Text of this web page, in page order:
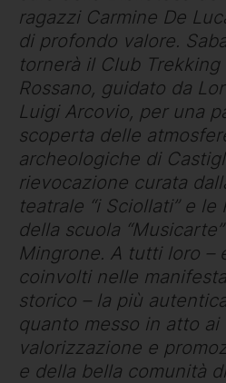
ragazzi Carmine De
di profondo valore.
tornerà il Club
Rossano, guidato da
Luigi Arcovio, per una
scoperta delle
archeologiche di
rievocazione curata
teatrale “i Sciollati” e
della scuola
Mingrone. A tutti loro –
coinvolti nelle
storico – la più
quanto messo in atto ai
valorizzazione e
e della bella comunità di